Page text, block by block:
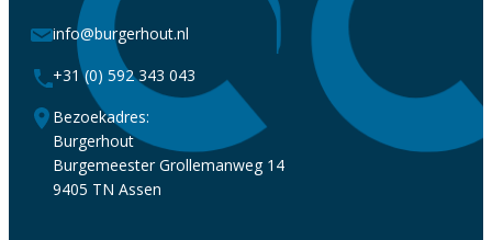
info@burgerhout.nl
+31 (0) 592 343 043
Bezoekadres:
Burgerhout
Burgemeester Grollemanweg 14
9405 TN Assen